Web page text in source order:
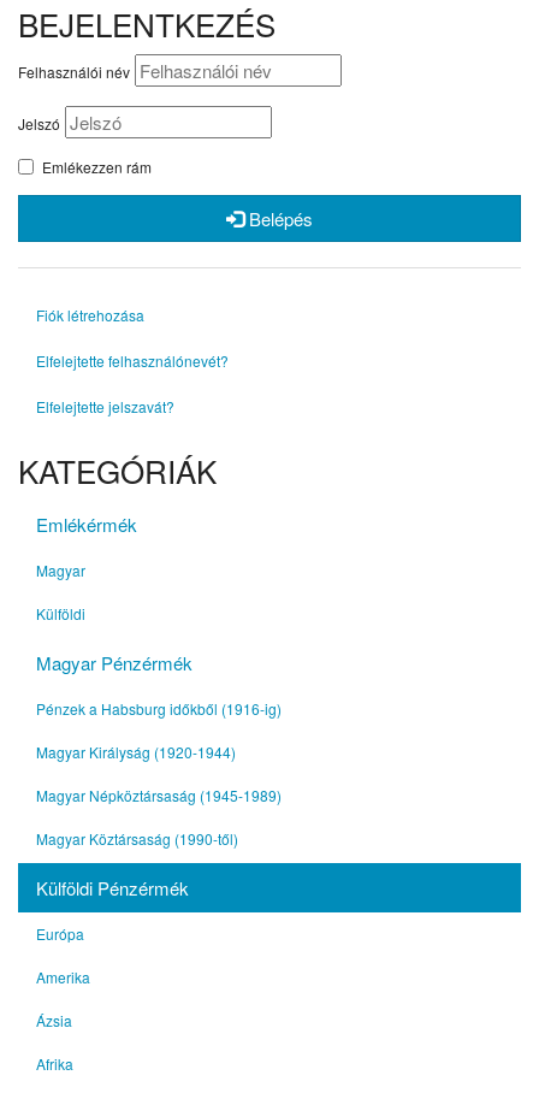
BEJELENTKEZÉS
Felhasználói név
Jelszó
Emlékezzen rám
Belépés
Fiók létrehozása
Elfelejtette felhasználónevét?
Elfelejtette jelszavát?
KATEGÓRIÁK
Emlékérmék
Magyar
Külföldi
Magyar Pénzérmék
Pénzek a Habsburg időkből (1916-ig)
Magyar Királyság (1920-1944)
Magyar Népköztársaság (1945-1989)
Magyar Köztársaság (1990-től)
Külföldi Pénzérmék
Európa
Amerika
Ázsia
Afrika